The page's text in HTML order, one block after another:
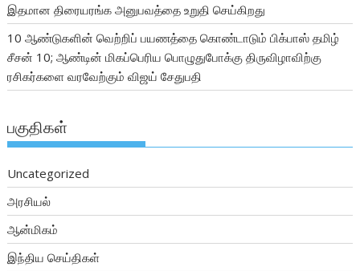
இதமான திரையரங்க அனுபவத்தை உறுதி செய்கிறது
10 ஆண்டுகளின் வெற்றிப் பயணத்தை கொண்டாடும் பிக்பாஸ் தமிழ்
சீசன் 10; ஆண்டின் மிகப்பெரிய பொழுதுபோக்கு திருவிழாவிற்கு
ரசிகர்களை வரவேற்கும் விஜய் சேதுபதி
பகுதிகள்
Uncategorized
அரசியல்
ஆன்மிகம்
இந்திய செய்திகள்